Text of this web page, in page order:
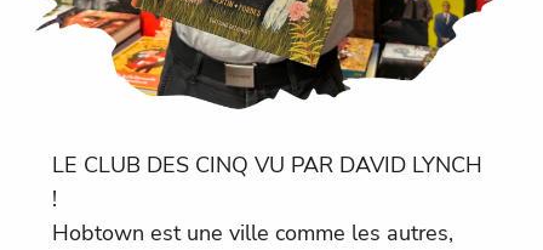
LE CLUB DES CINQ VU PAR DAVID LYNCH
!
Hobtown est une ville comme les autres,